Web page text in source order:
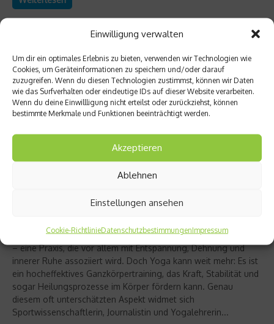
Einwilligung verwalten
Um dir ein optimales Erlebnis zu bieten, verwenden wir Technologien wie
Cookies, um Geräteinformationen zu speichern und/oder darauf
zuzugreifen. Wenn du diesen Technologien zustimmst, können wir Daten
wie das Surfverhalten oder eindeutige IDs auf dieser Website verarbeiten.
Wenn du deine Einwillligung nicht erteilst oder zurückziehst, können
bestimmte Merkmale und Funktionen beeinträchtigt werden.
Akzeptieren
Ablehnen
Einstellungen ansehen
Cookie-RichtlinieDatenschutzbestimmungenImpressum
Christine Bielecki über ihr Buch „Yoga Power“
Yoga gilt für viele als sanfter Ausgleich zum hektischen Alltag
– eine Praxis, die vor allem mit Entspannung, Dehnung und
innerer Ruhe assoziiert wird. Doch Yoga kann weit mehr: Es ist
ein hocheffektives Ganzkörpertraining, das Kraft, Stabilität und
sogar Heilungsprozesse im Körper fördern kann. Genau
diesem oft unterschätzten Aspekt widmet sich
Sportwissenschaftlerin, Journalistin und Yogalehrerin...